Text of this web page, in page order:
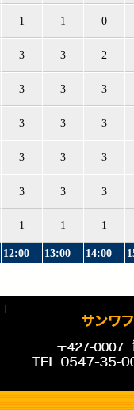
1 1 0
3 3 2
3 3 3
3 3 3
3 3 3
3 3 3
1 1 1
12:00 13:00 14:00
|